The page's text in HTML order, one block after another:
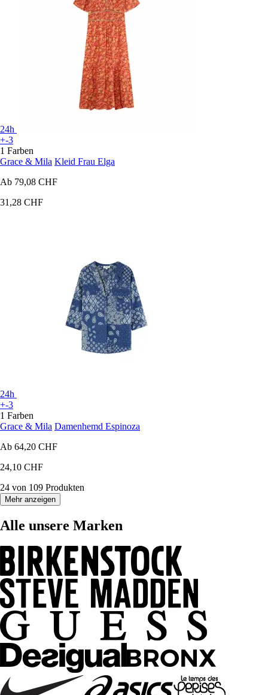
24h
+-3
1 Farben
Grace & Mila Kleid Frau Elga
Ab 79,08 CHF
31,28 CHF
24h
+-3
1 Farben
Grace & Mila Damenhemd Espinoza
Ab 64,20 CHF
24,10 CHF
24 von 109 Produkten
Mehr anzeigen
Alle unsere Marken